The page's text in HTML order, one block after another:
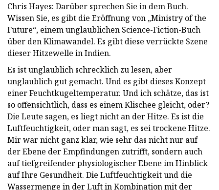
Chris Hayes: Darüber sprechen Sie in dem Buch.
Wissen Sie, es gibt die Eröffnung von „Ministry of the
Future“, einem unglaublichen Science-Fiction-Buch
über den Klimawandel. Es gibt diese verrückte Szene
dieser Hitzewelle in Indien.
Es ist unglaublich schrecklich zu lesen, aber
unglaublich gut gemacht. Und es gibt dieses Konzept
einer Feuchtkugeltemperatur. Und ich schätze, das ist
so offensichtlich, dass es einem Klischee gleicht, oder?
Die Leute sagen, es liegt nicht an der Hitze. Es ist die
Luftfeuchtigkeit, oder man sagt, es sei trockene Hitze.
Mir war nicht ganz klar, wie sehr das nicht nur auf
der Ebene der Empfindungen zutrifft, sondern auch
auf tiefgreifender physiologischer Ebene im Hinblick
auf Ihre Gesundheit. Die Luftfeuchtigkeit und die
Wassermenge in der Luft in Kombination mit der